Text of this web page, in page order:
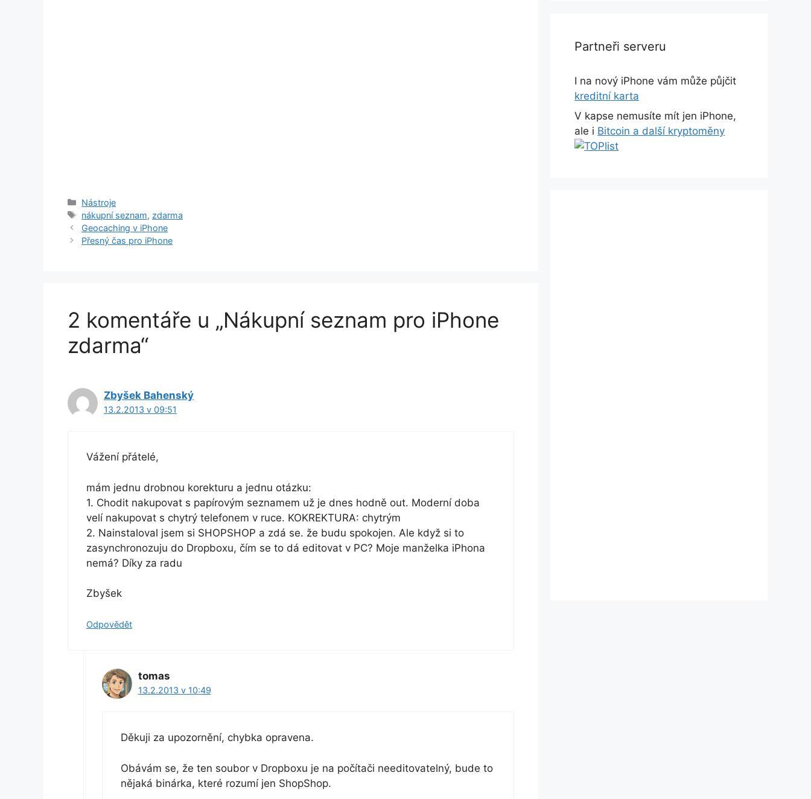
Rubriky
Nástroje
Štítky
nákupní seznam, zdarma
Geocaching v iPhone
Přesný čas pro iPhone
2 komentáře u „Nákupní seznam pro iPhone
zdarma“
Zbyšek Bahenský
13.2.2013 v 09:51
Vážení přátelé,
mám jednu drobnou korekturu a jednu otázku:
1. Chodit nakupovat s papírovým seznamem už je dnes hodně out. Moderní doba
velí nakupovat s chytrý telefonem v ruce. KOKREKTURA: chytrým
2. Nainstaloval jsem si SHOPSHOP a zdá se. že budu spokojen. Ale když si to
zasynchronozuju do Dropboxu, čím se to dá editovat v PC? Moje manželka iPhona
nemá? Díky za radu
Zbyšek
Odpovědět
tomas
13.2.2013 v 10:49
Děkuji za upozornění, chybka opravena.
Obávám se, že ten soubor v Dropboxu je na počítači needitovatelný, bude to
nějaká binárka, které rozumí jen ShopShop.
Partneři serveru
I na nový iPhone vám může půjčit
kreditní karta
V kapse nemusíte mít jen iPhone,
ale i Bitcoin a další kryptoměny